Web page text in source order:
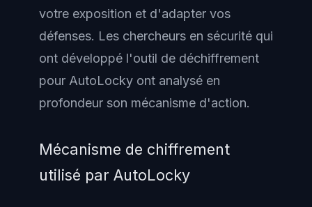
votre exposition et d'adapter vos
défenses. Les chercheurs en sécurité qui
ont développé l'outil de déchiffrement
pour AutoLocky ont analysé en
profondeur son mécanisme d'action.
Mécanisme de chiffrement
utilisé par AutoLocky